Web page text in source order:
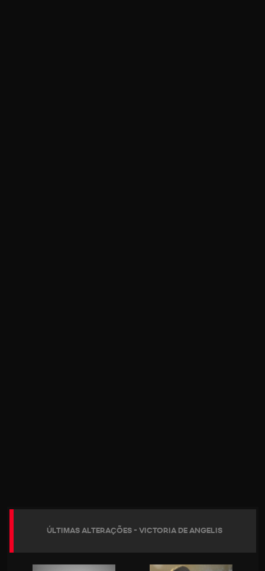
ÚLTIMAS ALTERAÇÕES - VICTORIA DE ANGELIS